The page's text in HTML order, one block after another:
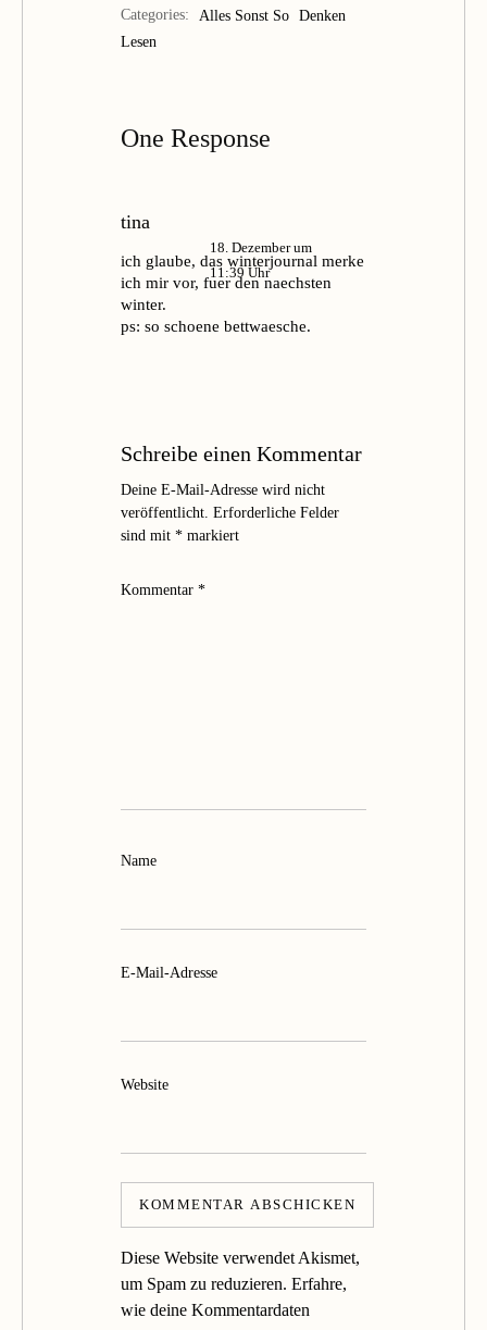
Categories: Alles Sonst So Denken
Lesen
One Response
tina
18. Dezember um
11:39 Uhr
ich glaube, das winterjournal merke
ich mir vor, fuer den naechsten
winter.
ps: so schoene bettwaesche.
Schreibe einen Kommentar
Deine E-Mail-Adresse wird nicht
veröffentlicht. Erforderliche Felder
sind mit * markiert
Kommentar *
Name
E-Mail-Adresse
Website
Diese Website verwendet Akismet,
um Spam zu reduzieren. Erfahre,
wie deine Kommentardaten